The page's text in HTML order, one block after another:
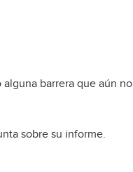
barrera que aún no
sobre su informe.